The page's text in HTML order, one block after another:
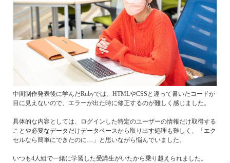
中間制作発表後に学んだRubyでは、HTMLやCSSと違って書いたコードが
目に見えないので、エラーが出た時に修正するのが難しく感じました。
具体的な内容としては、ログインした特定のユーザーの情報だけ取得する
ことや必要なデータだけデータベースから取り出す処理も難しく、「エク
セルなら簡単にできたのに…」と思いながら悩んでいました。
いつも4人組で一緒に学習した受講生がいたから乗り越えられました。